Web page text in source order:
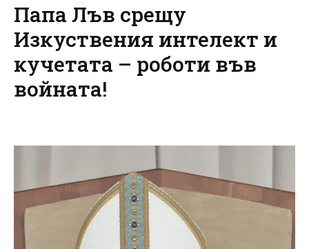
Папа Лъв срещу
Изкуствения интелект и
кучетата – роботи във
войната!